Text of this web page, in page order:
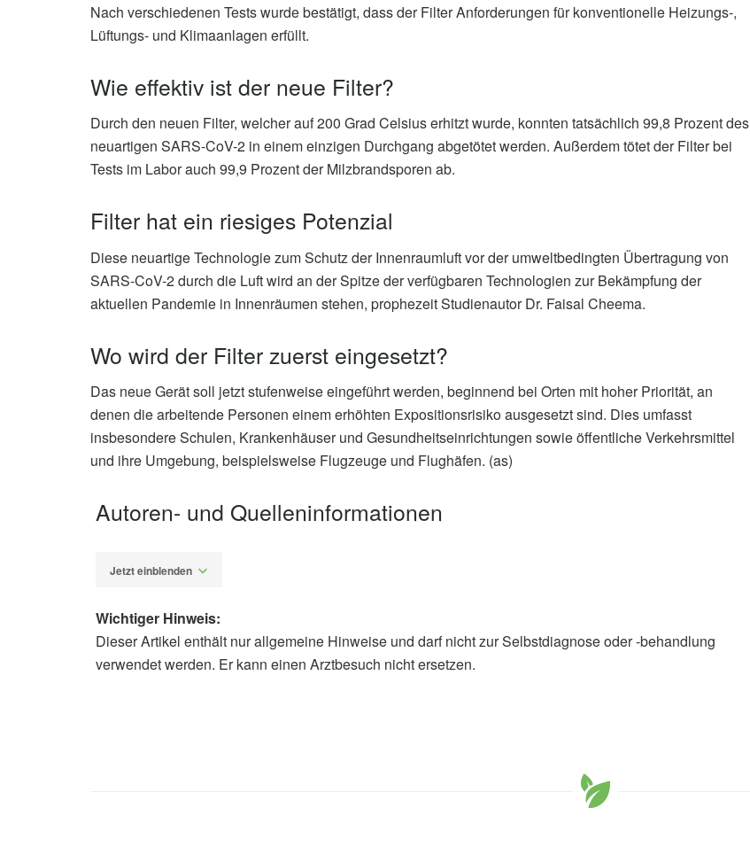
Nach verschiedenen Tests wurde bestätigt, dass der Filter Anforderungen für konventionelle Heizungs-,
Lüftungs- und Klimaanlagen erfüllt.
Wie effektiv ist der neue Filter?
Durch den neuen Filter, welcher auf 200 Grad Celsius erhitzt wurde, konnten tatsächlich 99,8 Prozent des
neuartigen SARS-CoV-2 in einem einzigen Durchgang abgetötet werden. Außerdem tötet der Filter bei
Tests im Labor auch 99,9 Prozent der Milzbrandsporen ab.
Filter hat ein riesiges Potenzial
Diese neuartige Technologie zum Schutz der Innenraumluft vor der umweltbedingten Übertragung von
SARS-CoV-2 durch die Luft wird an der Spitze der verfügbaren Technologien zur Bekämpfung der
aktuellen Pandemie in Innenräumen stehen, prophezeit Studienautor Dr. Faisal Cheema.
Wo wird der Filter zuerst eingesetzt?
Das neue Gerät soll jetzt stufenweise eingeführt werden, beginnend bei Orten mit hoher Priorität, an
denen die arbeitende Personen einem erhöhten Expositionsrisiko ausgesetzt sind. Dies umfasst
insbesondere Schulen, Krankenhäuser und Gesundheitseinrichtungen sowie öffentliche Verkehrsmittel
und ihre Umgebung, beispielsweise Flugzeuge und Flughäfen. (as)
Autoren- und Quelleninformationen
Jetzt einblenden
Alexander Stindt
air disinfection system, in Materials Today Physics (veröffentlicht 07.07.2020),
Wichtiger Hinweis:
Dieser Artikel enthält nur allgemeine Hinweise und darf nicht zur Selbstdiagnose oder -behandlung
verwendet werden. Er kann einen Arztbesuch nicht ersetzen.